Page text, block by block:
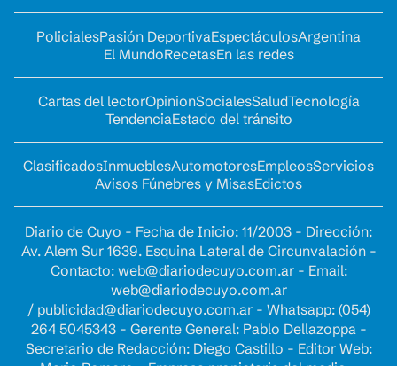
PolicialesPasión DeportivaEspectáculosArgentina
El MundoRecetasEn las redes
Cartas del lectorOpinionSocialesSaludTecnología
TendenciaEstado del tránsito
ClasificadosInmueblesAutomotoresEmpleosServicios
Avisos Fúnebres y MisasEdictos
Diario de Cuyo - Fecha de Inicio: 11/2003 - Dirección:
Av. Alem Sur 1639. Esquina Lateral de Circunvalación -
Contacto: web@diariodecuyo.com.ar- Email:
web@diariodecuyo.com.ar
/ publicidad@diariodecuyo.com.ar- Whatsapp: (054)
264 5045343 - Gerente General: Pablo Dellazoppa -
Secretario de Redacción: Diego Castillo - Editor Web: